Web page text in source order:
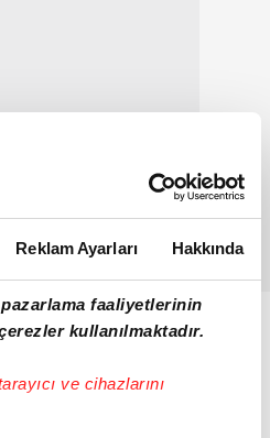
Reklam Ayarları Hakkında
faaliyetlerinin
kullanılmaktadır.
ve cihazlarını